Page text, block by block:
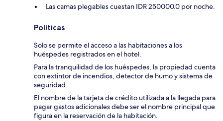
Las camas plegables cuestan IDR 250000.0 por noche.
Políticas
Solo se permite el acceso a las habitaciones a los
huéspedes registrados en el hotel.
Para la tranquilidad de los huéspedes, la propiedad cuenta
con extintor de incendios, detector de humo y sistema de
seguridad.
El nombre de la tarjeta de crédito utilizada a la llegada para
pagar gastos adicionales debe ser el nombre principal que
figura en la reservación de la habitación.